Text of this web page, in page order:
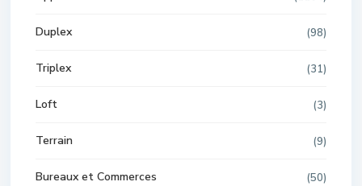
Duplex (98)
Triplex (31)
Loft (3)
Terrain (9)
Bureaux et Commerces (50)